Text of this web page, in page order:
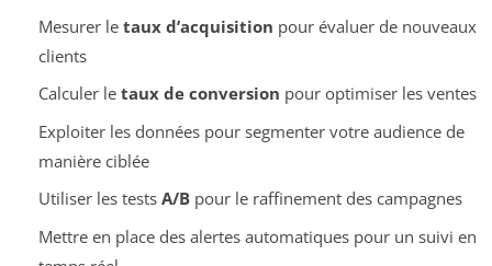
Mesurer le taux d’acquisition pour évaluer de nouveaux
clients
Calculer le taux de conversion pour optimiser les ventes
Exploiter les données pour segmenter votre audience de
manière ciblée
Utiliser les tests A/Bpour le raffinement des campagnes
Mettre en place des alertes automatiques pour un suivi en